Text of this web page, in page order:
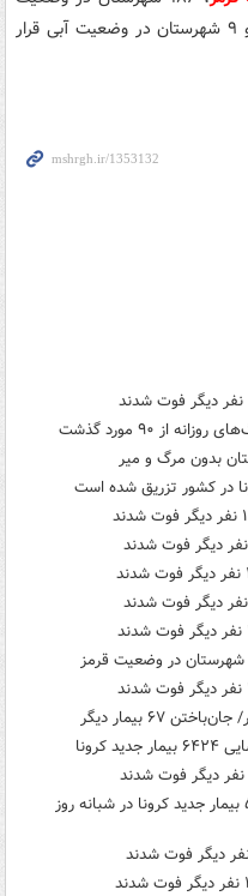
نارنجی، ۱۵۴ شهرستان در وضعیت زرد و ۹ شهرستان در وضعیت آبی قرار
کرونا ۱۷۳ قربانی گرفت/ شناسایی ۵۰۰۸ بیمار جدید کرونا در شبانه روز